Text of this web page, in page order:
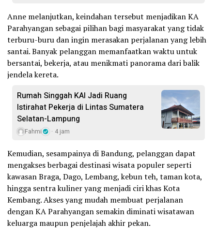
Anne melanjutkan, keindahan tersebut menjadikan KA
Parahyangan sebagai pilihan bagi masyarakat yang tidak
terburu-buru dan ingin merasakan perjalanan yang lebih
santai. Banyak pelanggan memanfaatkan waktu untuk
bersantai, bekerja, atau menikmati panorama dari balik
jendela kereta.
Rumah Singgah KAI Jadi Ruang
Istirahat Pekerja di Lintas Sumatera
Selatan-Lampung
Fahmi 4 jam
Kemudian, sesampainya di Bandung, pelanggan dapat
mengakses berbagai destinasi wisata populer seperti
kawasan Braga, Dago, Lembang, kebun teh, taman kota,
hingga sentra kuliner yang menjadi ciri khas Kota
Kembang. Akses yang mudah membuat perjalanan
dengan KA Parahyangan semakin diminati wisatawan
keluarga maupun penjelajah akhir pekan.